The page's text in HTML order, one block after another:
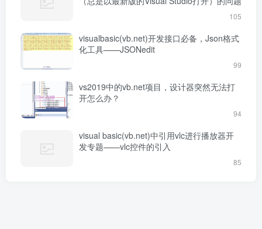
105
visualbasic(vb.net)开发接口必备，Json格式
化工具——JSONedit
99
vs2019中的vb.net项目，设计器突然无法打
开怎么办？
94
visual basic(vb.net)中引用vlc进行播放器开
发专题——vlc控件的引入
85